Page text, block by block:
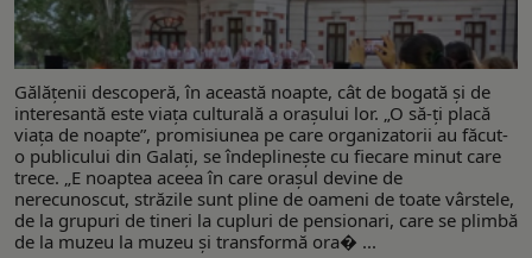
Gălățenii descoperă, în această noapte, cât de bogată și de
interesantă este viața culturală a orașului lor. „O să-ți placă
viața de noapte”, promisiunea pe care organizatorii au făcut-
o publicului din Galați, se îndeplinește cu fiecare minut care
trece. „E noaptea aceea în care orașul devine de
nerecunoscut, străzile sunt pline de oameni de toate vârstele,
de la grupuri de tineri la cupluri de pensionari, care se plimbă
de la muzeu la muzeu și transformă ora� ...